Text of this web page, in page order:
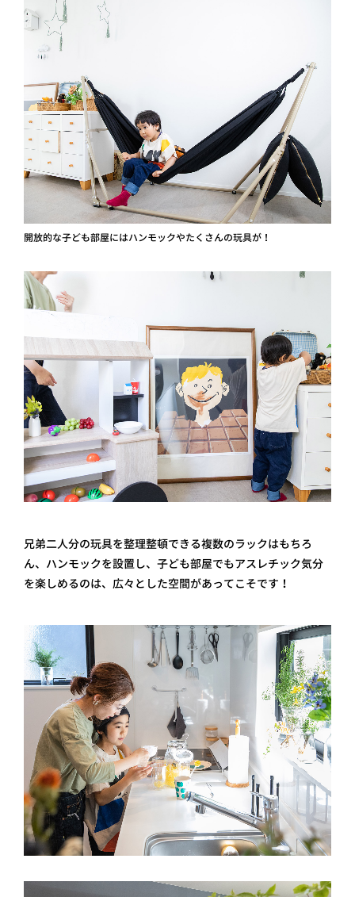
開放的な子ども部屋にはハンモックやたくさんの玩具が！
兄弟二人分の玩具を整理整頓できる複数のラックはもちろ
ん、ハンモックを設置し、子ども部屋でもアスレチック気分
を楽しめるのは、広々とした空間があってこそです！